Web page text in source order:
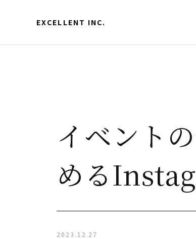
EXCELLENT INC.
イベント
める
2023.12.27